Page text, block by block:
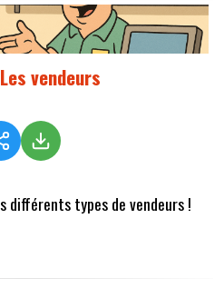
vendeurs
différents types de vendeurs !